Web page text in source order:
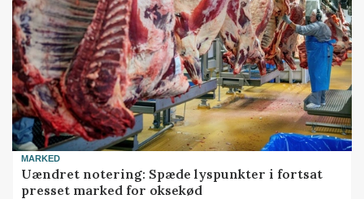
MARKED
Uændret notering: Spæde lyspunkter i fortsat
presset marked for oksekød